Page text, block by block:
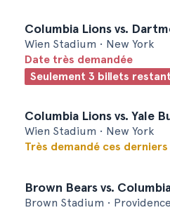
Columbia Lions vs.
Wien Stadium • New York
Date très demandée
Seulement 3 billets
Columbia Lions vs. Yale
Wien Stadium • New York
Très demandé ces
Brown Bears vs.
Brown Stadium •